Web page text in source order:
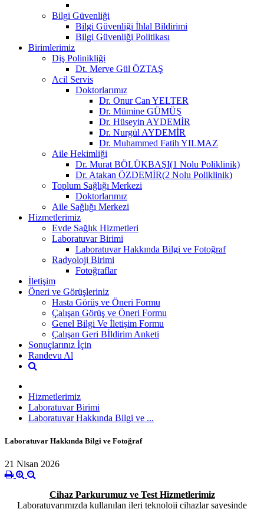
Bilgi Güvenliği
Bilgi Güvenliği İhlal Bildirimi
Bilgi Güvenliği Politikası
Birimlerimiz
Diş Polinikliği
Dt. Merve Gül ÖZTAŞ
Acil Servis
Doktorlarımız
Dr. Onur Can YELTER
Dr. Mümine GÜMÜŞ
Dr. Hüseyin AYDEMİR
Dr. Nurgül AYDEMİR
Dr. Muhammed Fatih YILMAZ
Aile Hekimliği
Dr. Murat BÖLÜKBAŞI(1 Nolu Poliklinik)
Dr. Atakan ÖZDEMİR(2 Nolu Poliklinik)
Toplum Sağlığı Merkezi
Doktorlarımız
Aile Sağlığı Merkezi
Hizmetlerimiz
Evde Sağlık Hizmetleri
Laboratuvar Birimi
Laboratuvar Hakkında Bilgi ve Fotoğraf
Radyoloji Birimi
Fotoğraflar
İletişim
Öneri ve Görüşleriniz
Hasta Görüş ve Öneri Formu
Çalışan Görüş ve Öneri Formu
Genel Bilgi Ve İletişim Formu
Çalışan Geri Bİldirim Anketi
Sonuçlarınız İçin
Randevu Al
Hizmetlerimiz
Laboratuvar Birimi
Laboratuvar Hakkında Bilgi ve ...
Laboratuvar Hakkında Bilgi ve Fotoğraf
21 Nisan 2026
Cihaz Parkurumuz ve Test Hizmetlerimiz
Laboratuvarımızda kullanılan ileri teknoloji cihazlar sayesinde